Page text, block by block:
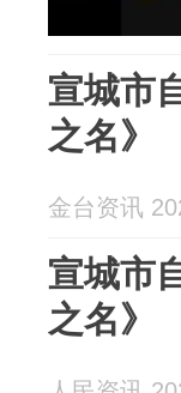
宣城市
之名》
金台资讯
宣城市
之名》